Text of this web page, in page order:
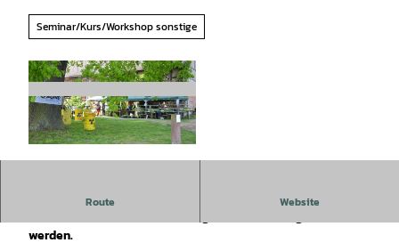
Seminar/Kurs/Workshop sonstige
Route Website
Heimische Kräuter, Tee und Salbe: Der Workshop zeigt, wie
werden.